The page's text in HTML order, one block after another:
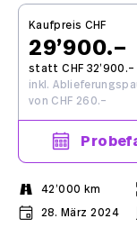
Kaufpreis CHF
29’900.–
statt CHF 32’900.–
inkl.
von CHF 260.–
42’000 km
28. März 2024